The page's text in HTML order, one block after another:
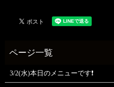
3/2(水)本日のメニューです❗